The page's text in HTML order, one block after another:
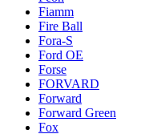
Fiamm
Fire Ball
Fora-S
Ford OE
Forse
FORVARD
Forward
Forward Green
Fox